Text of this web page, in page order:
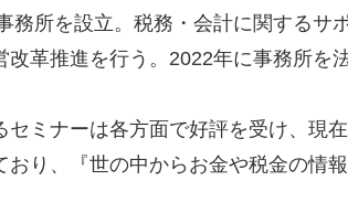
所を設立。税務・会計に関するサ
改革推進を行う。2022年に事務所を
セミナーは各方面で好評を受け、現
おり、『世の中からお金や税金の情